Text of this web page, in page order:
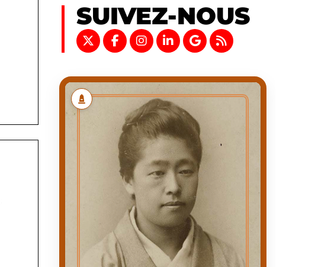
SUIVEZ-NOUS
TSUDA UMEKO
TSUDA
UMEKO
1864/12/31
1929/08/16
NAISSANCE À EDO
(ACTUEL TOKYO) DANS
LE QUARTIER DE
MINAMI-AZABU
D'APPARITION
1864/12/31
ÉDUCATRICE,
ENSEIGNANTE,
FÉMINISTE, PIONNIÈRE
DE L'ÉDUCATION DES
FEMMES AU JAPON